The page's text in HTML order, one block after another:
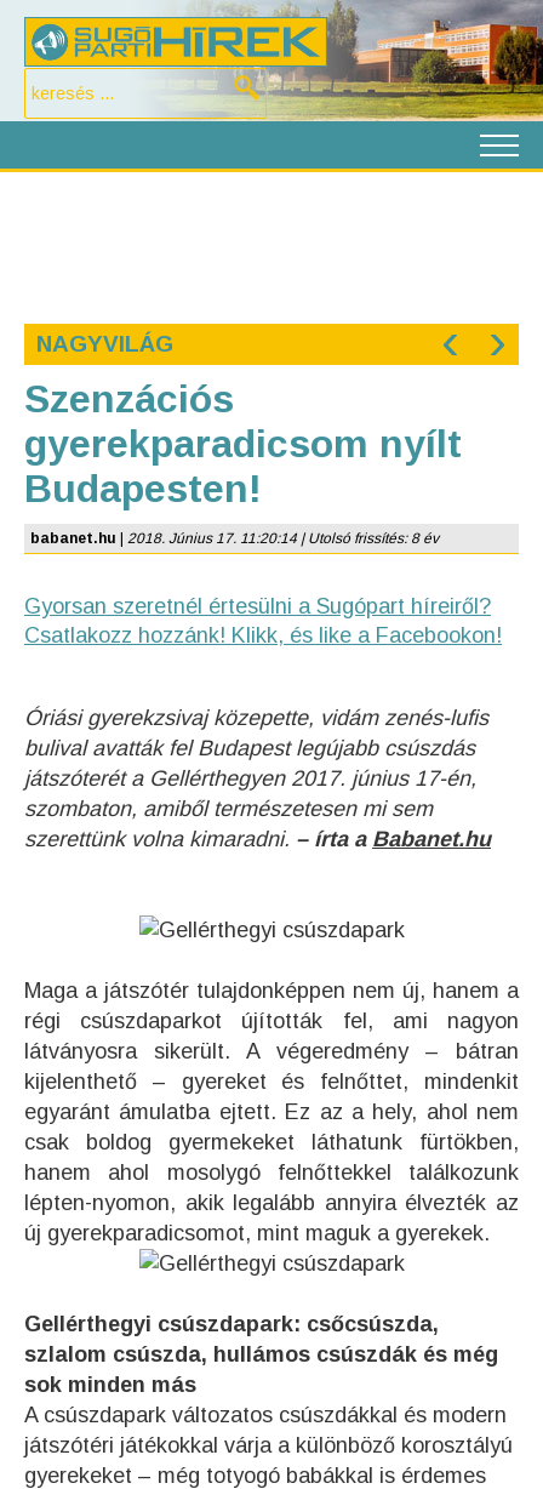
NAGYVILÁG ‹ ›
Szenzációs
gyerekparadicsom nyílt
Budapesten!
babanet.hu 2018. Június 17. 11:20:14 | Utolsó frissítés: 8 év
Gyorsan szeretnél értesülni a Sugópart híreiről?
Csatlakozz hozzánk! Klikk, és like a Facebookon!
Óriási gyerekzsivaj közepette, vidám zenés-lufis
bulival avatták fel Budapest legújabb csúszdás
játszóterét a Gellérthegyen 2017. június 17-én,
szombaton, amiből természetesen mi sem
szerettünk volna kimaradni. – írta a Babanet.hu
Maga a játszótér tulajdonképpen nem új, hanem a
régi csúszdaparkot újították fel, ami nagyon
látványosra sikerült. A végeredmény – bátran
kijelenthető – gyereket és felnőttet, mindenkit
egyaránt ámulatba ejtett. Ez az a hely, ahol nem
csak boldog gyermekeket láthatunk fürtökben,
hanem ahol mosolygó felnőttekkel találkozunk
lépten-nyomon, akik legalább annyira élvezték az
új gyerekparadicsomot, mint maguk a gyerekek.
Gellérthegyi csúszdapark: csőcsúszda,
szlalom csúszda, hullámos csúszdák és még
sok minden más
A csúszdapark változatos csúszdákkal és modern
játszótéri játékokkal várja a különböző korosztályú
gyerekeket – még totyogó babákkal is érdemes